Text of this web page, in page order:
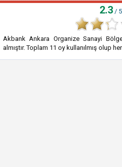
2.3 / 5
Akbank Ankara Organize Sanayi
almıştır. Toplam 11 oy kullanılmış olup